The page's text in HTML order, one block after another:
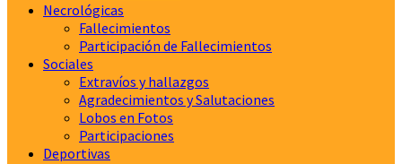
Necrológicas
Fallecimientos
Participación de Fallecimientos
Sociales
Extravíos y hallazgos
Agradecimientos y Salutaciones
Lobos en Fotos
Participaciones
Deportivas